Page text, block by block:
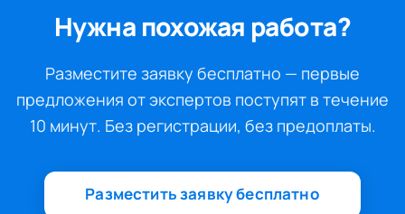
Нужна похожая работа?
Разместите заявку бесплатно — первые
предложения от экспертов поступят в течение
10 минут. Без регистрации, без предоплаты.
Разместить заявку бесплатно